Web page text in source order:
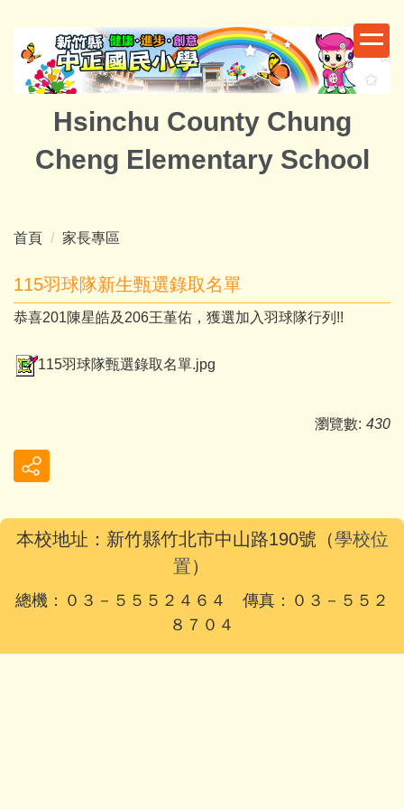
主
Hsinchu County Chung
Cheng Elementary School
首頁 家長專區
115羽球隊新生甄選錄取名單
恭喜201陳星皓及206王堇佑，獲選加入羽球隊行列!!
115羽球隊甄選錄取名單.jpg
瀏覽數: 430
本校地址：新竹縣竹北市中山路190號（學校位
置）
總機：０３－５５５２４６４ 傳真：０３－５５２
８７０４